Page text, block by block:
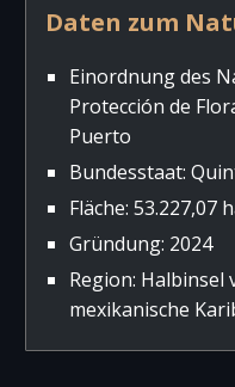
Daten zum
Einordnung des
Protección de
Puerto
Bundesstaat:
Fläche: 53.227,07
Gründung: 2024
Region: Halbinsel
mexikanische